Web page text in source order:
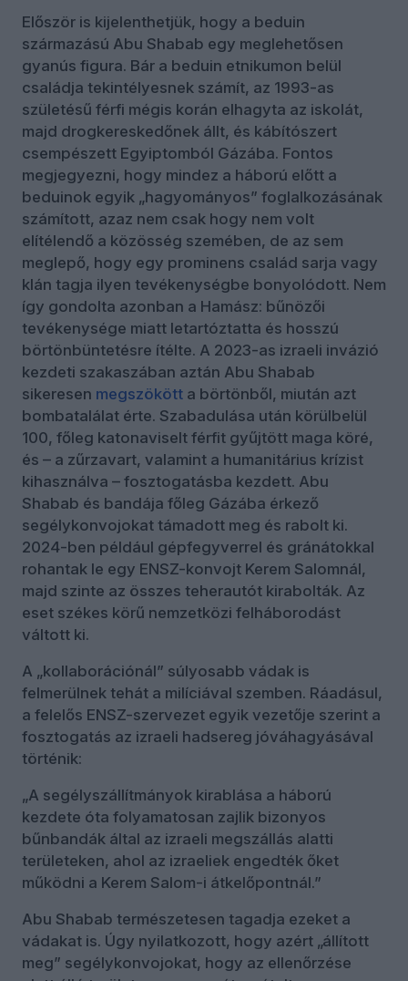
Először is kijelenthetjük, hogy a beduin
származású Abu Shabab egy meglehetősen
gyanús figura. Bár a beduin etnikumon belül
családja tekintélyesnek számít, az 1993-as
születésű férfi mégis korán elhagyta az iskolát,
majd drogkereskedőnek állt, és kábítószert
csempészett Egyiptomból Gázába. Fontos
megjegyezni, hogy mindez a háború előtt a
beduinok egyik „hagyományos” foglalkozásának
számított, azaz nem csak hogy nem volt
elítélendő a közösség szemében, de az sem
meglepő, hogy egy prominens család sarja vagy
klán tagja ilyen tevékenységbe bonyolódott. Nem
így gondolta azonban a Hamász: bűnözői
tevékenysége miatt letartóztatta és hosszú
börtönbüntetésre ítélte. A 2023-as izraeli invázió
kezdeti szakaszában aztán Abu Shabab
sikeresen megszökött a börtönből, miután azt
bombatalálat érte. Szabadulása után körülbelül
100, főleg katonaviselt férfit gyűjtött maga köré,
és – a zűrzavart, valamint a humanitárius krízist
kihasználva – fosztogatásba kezdett. Abu
Shabab és bandája főleg Gázába érkező
segélykonvojokat támadott meg és rabolt ki.
2024-ben például gépfegyverrel és gránátokkal
rohantak le egy ENSZ-konvojt Kerem Salomnál,
majd szinte az összes teherautót kirabolták. Az
eset székes körű nemzetközi felháborodást
váltott ki.
A „kollaborációnál” súlyosabb vádak is
felmerülnek tehát a milíciával szemben. Ráadásul,
a felelős ENSZ-szervezet egyik vezetője szerint a
fosztogatás az izraeli hadsereg jóváhagyásával
történik:
„A segélyszállítmányok kirablása a háború
kezdete óta folyamatosan zajlik bizonyos
bűnbandák által az izraeli megszállás alatti
területeken, ahol az izraeliek engedték őket
működni a Kerem Salom-i átkelőpontnál.”
Abu Shabab természetesen tagadja ezeket a
vádakat is. Úgy nyilatkozott, hogy azért „állított
meg” segélykonvojokat, hogy az ellenőrzése